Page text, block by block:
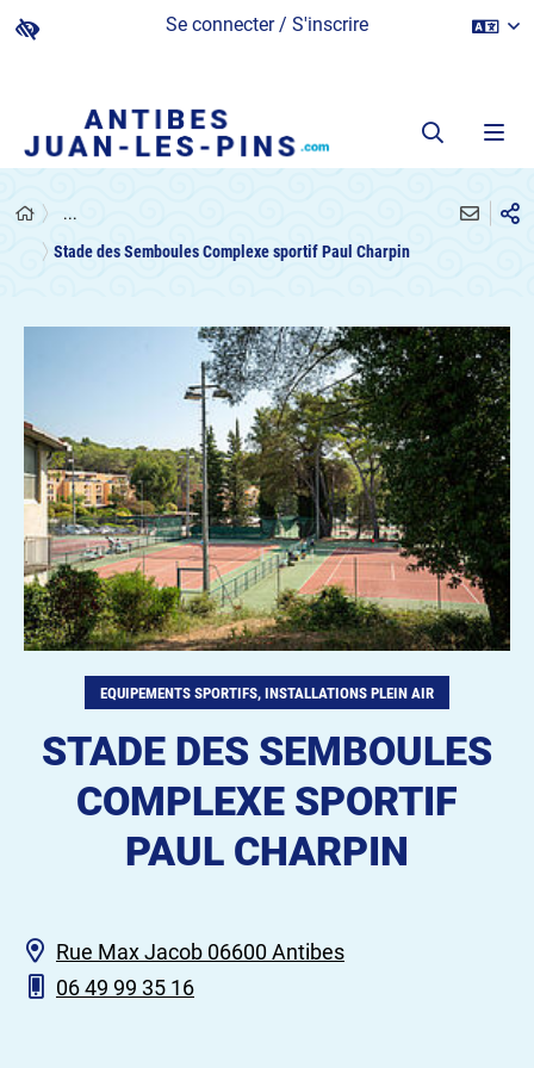
Se connecter / S'inscrire
...
Stade des Semboules Complexe sportif Paul Charpin
EQUIPEMENTS SPORTIFS, INSTALLATIONS PLEIN AIR
STADE DES SEMBOULES
COMPLEXE SPORTIF
PAUL CHARPIN
Rue Max Jacob 06600 Antibes
06 49 99 35 16